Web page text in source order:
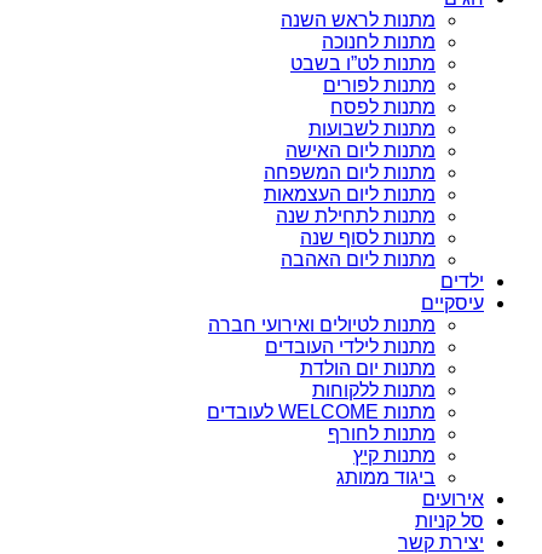
מתנות לראש השנה
מתנות לחנוכה
מתנות לט”ו בשבט
מתנות לפורים
מתנות לפסח
מתנות לשבועות
מתנות ליום האישה
מתנות ליום המשפחה
מתנות ליום העצמאות
מתנות לתחילת שנה
מתנות לסוף שנה
מתנות ליום האהבה
ילדים
עיסקיים
מתנות לטיולים ואירועי חברה
מתנות לילדי העובדים
מתנות יום הולדת
מתנות ללקוחות
מתנות WELCOME לעובדים
מתנות לחורף
מתנות קיץ
ביגוד ממותג
אירועים
סל קניות
יצירת קשר